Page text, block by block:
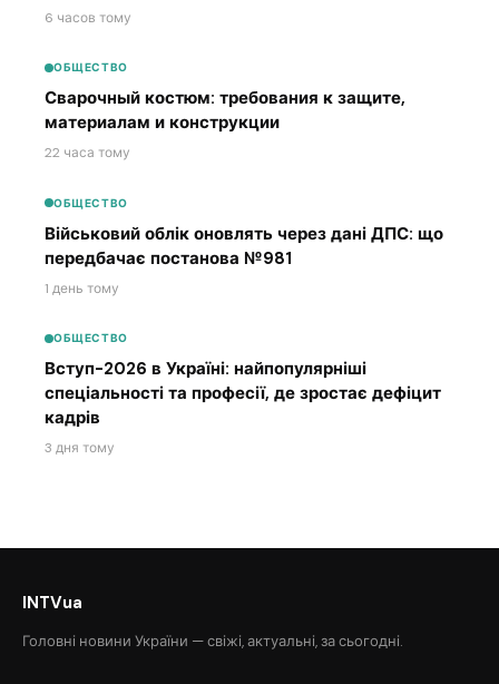
6 часов тому
ОБЩЕСТВО
Сварочный костюм: требования к защите,
материалам и конструкции
22 часа тому
ОБЩЕСТВО
Військовий облік оновлять через дані ДПС: що
передбачає постанова №981
1 день тому
ОБЩЕСТВО
Вступ-2026 в Україні: найпопулярніші
спеціальності та професії, де зростає дефіцит
кадрів
3 дня тому
INTVua
Головні новини України — свіжі, актуальні, за сьогодні.